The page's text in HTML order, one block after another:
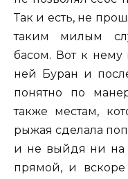
Так и есть, не
таким милым
басом. Вот к нему
ней Буран и
понятно по
также местам,
рыжая сделала
и не выйдя ни на
прямой, и вскоре